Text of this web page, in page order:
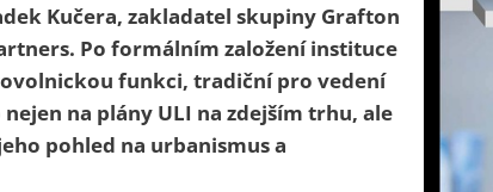
Kučera, zakladatel skupiny Grafton
. Po formálním založení instituce
funkci, tradiční pro vedení
na plány ULI na zdejším trhu, ale
pohled na urbanismus a